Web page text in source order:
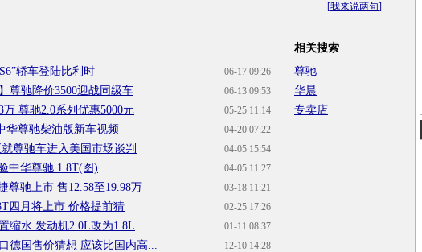
[我来说两句]
06-17 09:26
轿车登陆比利时
06-13 09:53
尊驰降价3500迎战同级车
05-25 11:14
万 尊驰2.0系列优惠5000元
04-20 07:22
华尊驰柴油版新车视频
04-05 15:54
尊驰车进入美国市场谈判
04-05 11:27
中华尊驰 1.8T(图)
03-18 11:21
尊驰上市 售12.58至19.98万
02-25 17:26
四月将上市 价格提前猜
01-11 08:37
缩水 发动机2.0L改为1.8L
12-10 14:28
德国售价猜想 应该比国内高...
相关搜索
尊驰
华晨
专卖店